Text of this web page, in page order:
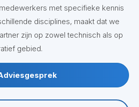
met specifieke kennis
disciplines, maakt dat we
zijn op zowel technisch als op
gebied.